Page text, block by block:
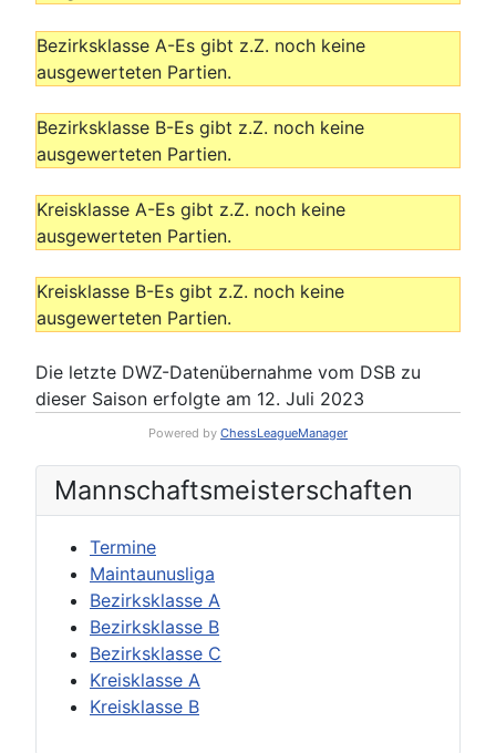
Mannschafts­meisterschaften
Termine
Maintaunusliga
Bezirksklasse A
Bezirksklasse B
Bezirksklasse C
Kreisklasse A
Kreisklasse B
Bezirksklasse A-Es gibt z.Z. noch keine
ausgewerteten Partien.
Bezirksklasse B-Es gibt z.Z. noch keine
ausgewerteten Partien.
Kreisklasse A-Es gibt z.Z. noch keine
ausgewerteten Partien.
Kreisklasse B-Es gibt z.Z. noch keine
ausgewerteten Partien.
Die letzte DWZ-Datenübernahme vom DSB zu
dieser Saison erfolgte am 12. Juli 2023
Powered by ChessLeagueManager